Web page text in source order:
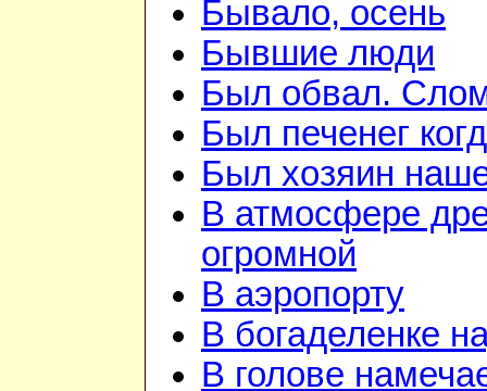
Бывало, осень
Бывшие люди
Был обвал.
Был печенег
Был хозяин
В атмосфере
огромной
В аэропорту
В богаделенке
В голове